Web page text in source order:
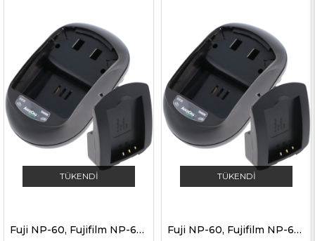
TÜKENDI
Fuji NP-60, Fujifilm NP-60 için uygun AccuCell şarj cihazı
TÜKENDI
Fuji NP-60, Fujifilm NP-60 için uygun hızlı şarj cihazı